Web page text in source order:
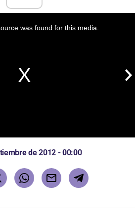
was found for this media.
de 2012 - 00:00